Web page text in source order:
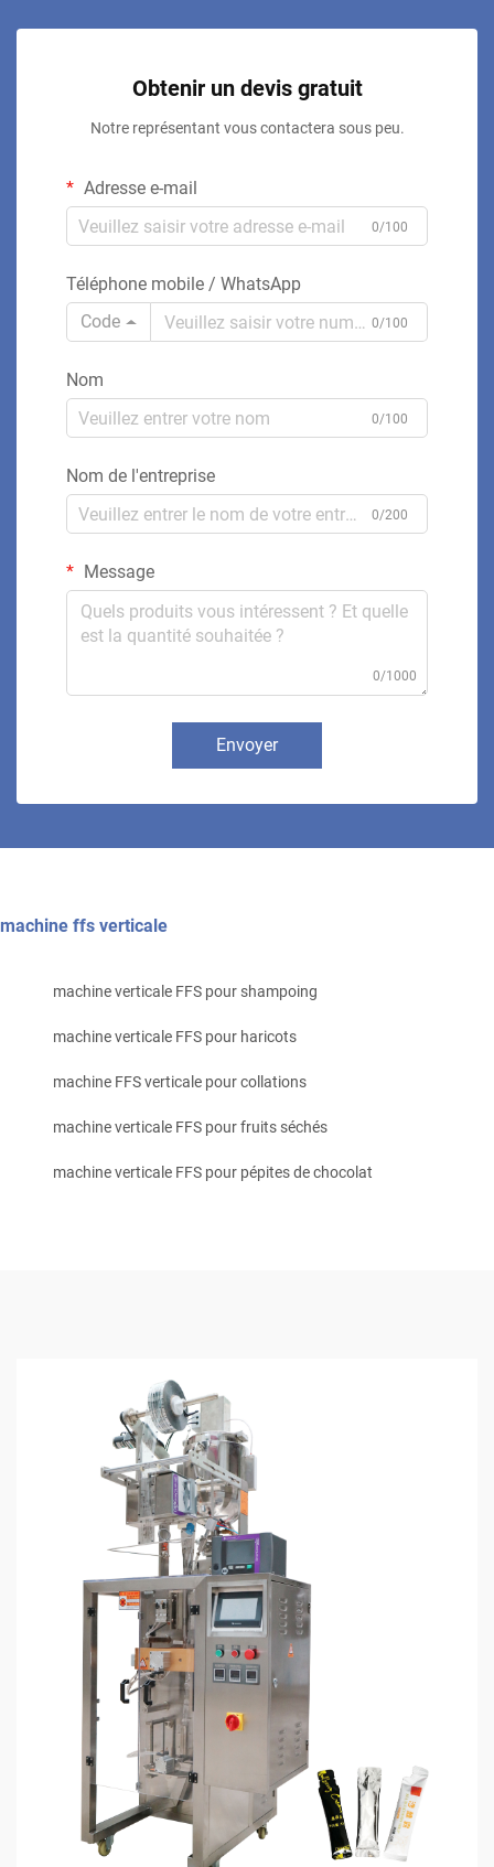
Obtenir un devis gratuit
Notre représentant vous contactera sous peu.
Adresse e-mail
0/100
Téléphone mobile / WhatsApp
Code
0/100
Nom
0/100
Nom de l'entreprise
0/200
Message
0/1000
Envoyer
machine ffs verticale
machine verticale FFS pour shampoing
machine verticale FFS pour haricots
machine FFS verticale pour collations
machine verticale FFS pour fruits séchés
machine verticale FFS pour pépites de chocolat